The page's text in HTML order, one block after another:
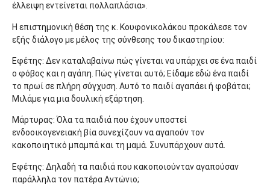
έλλειψη εντείνεται πολλαπλάσια».
Η επιστημονική θέση της κ. Κουφονικολάκου προκάλεσε τον
εξής διάλογο με μέλος της σύνθεσης του δικαστηρίου:
Εφέτης: Δεν καταλαβαίνω πώς γίνεται να υπάρχει σε ένα παιδί
ο φόβος και η αγάπη. Πώς γίνεται αυτό; Είδαμε εδώ ένα παιδί
το πρωί σε πλήρη σύγχυση. Αυτό το παιδί αγαπάει ή φοβάται;
Μιλάμε για μια δουλική εξάρτηση.
Μάρτυρας: Όλα τα παιδιά που έχουν υποστεί
ενδοοικογενειακή βία συνεχίζουν να αγαπούν τον
κακοποιητικό μπαμπά και τη μαμά. Συνυπάρχουν αυτά.
Εφέτης: Δηλαδή τα παιδιά που κακοποιούνταν αγαπούσαν
παράλληλα τον πατέρα Αντώνιο;